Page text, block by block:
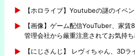
【ホロライブ】Youtubeの謎のイベン
【画像】ゲーム配信YouTuber、家
管理会社から厳重注意されてお気持ち
【にじさんじ】 レヴィちゃん、3D